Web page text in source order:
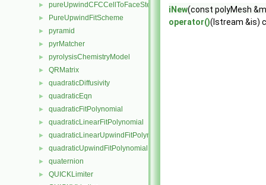
► pureUpwindCFCCellToFaceStencilObject
► PureUpwindFitScheme
► pyramid
► pyrMatcher
► pyrolysisChemistryModel
► QRMatrix
► quadraticDiffusivity
► quadraticEqn
► quadraticFitPolynomial
► quadraticLinearFitPolynomial
► quadraticLinearUpwindFitPolynomial
► quadraticUpwindFitPolynomial
► quaternion
► QUICKLimiter
iNew(const polyMesh
operator()(Istream &is)